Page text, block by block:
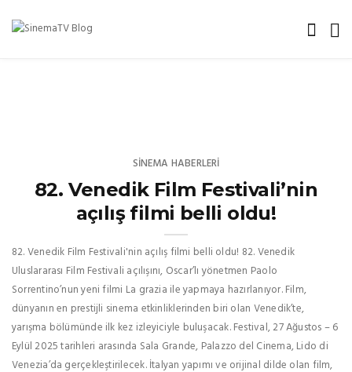
SINEMA HABERLERI
82. Venedik Film Festivali’nin
açılış filmi belli oldu!
82. Venedik Film Festivali'nin açılış filmi belli oldu! 82. Venedik
Uluslararası Film Festivali açılışını, Oscar’lı yönetmen Paolo
Sorrentino’nun yeni filmi La grazia ile yapmaya hazırlanıyor. Film,
dünyanın en prestijli sinema etkinliklerinden biri olan Venedik’te,
yarışma bölümünde ilk kez izleyiciyle buluşacak. Festival, 27 Ağustos – 6
Eylül 2025 tarihleri arasında Sala Grande, Palazzo del Cinema, Lido di
Venezia’da gerçekleştirilecek. İtalyan yapımı ve orijinal dilde olan film,